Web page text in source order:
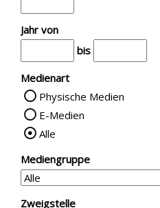
Jahr von
bis
Medienart
Physische Medien
E-Medien
Alle
Mediengruppe
Zweigstelle